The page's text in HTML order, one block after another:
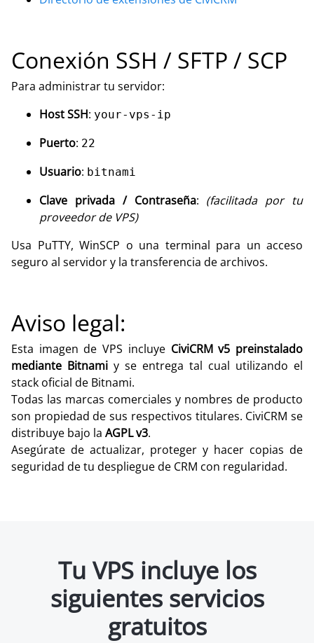
Conexión SSH / SFTP / SCP
Para administrar tu servidor:
Host SSH: your-vps-ip
Puerto: 22
Usuario: bitnami
Clave privada / Contraseña: (facilitada por tu
proveedor de VPS)
Usa PuTTY, WinSCP o una terminal para un acceso
seguro al servidor y la transferencia de archivos.
Aviso legal:
Esta imagen de VPS incluye CiviCRM v5 preinstalado
mediante Bitnami y se entrega tal cual utilizando el
stack oficial de Bitnami.
Todas las marcas comerciales y nombres de producto
son propiedad de sus respectivos titulares. CiviCRM se
distribuye bajo la AGPL v3.
Asegúrate de actualizar, proteger y hacer copias de
seguridad de tu despliegue de CRM con regularidad.
Tu VPS incluye los
siguientes servicios
gratuitos